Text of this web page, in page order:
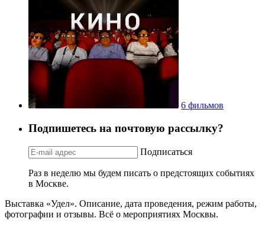
6 фильмов
Подпишетесь на почтовую рассылку?
Подписаться
Раз в неделю мы будем писать о предстоящих событиях
в Москве.
Выставка «Удел». Описание, дата проведения, режим работы,
фотографии и отзывы. Всё о мероприятиях Москвы.